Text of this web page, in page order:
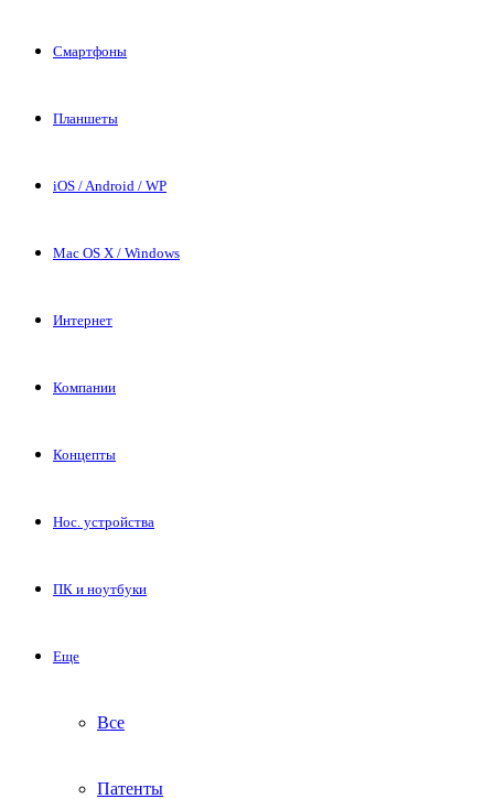
Смартфоны
Планшеты
iOS / Android / WP
Mac OS X / Windows
Интернет
Компании
Концепты
Нос. устройства
ПК и ноутбуки
Еще
Все
Патенты